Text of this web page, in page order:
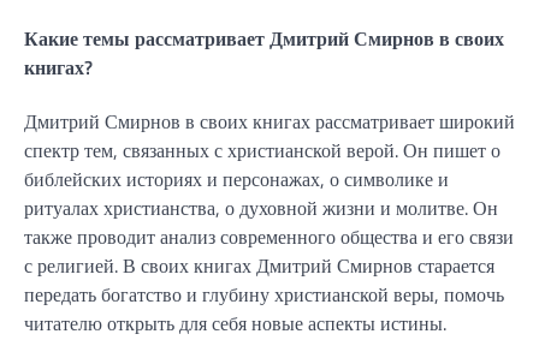
Какие темы рассматривает Дмитрий Смирнов в своих
книгах?
Дмитрий Смирнов в своих книгах рассматривает широкий
спектр тем, связанных с христианской верой. Он пишет о
библейских историях и персонажах, о символике и
ритуалах христианства, о духовной жизни и молитве. Он
также проводит анализ современного общества и его связи
с религией. В своих книгах Дмитрий Смирнов старается
передать богатство и глубину христианской веры, помочь
читателю открыть для себя новые аспекты истины.